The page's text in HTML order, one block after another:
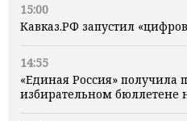
15:00
Кавказ.РФ запустил
14:55
«Единая Россия» получила
избирательном бюллетене